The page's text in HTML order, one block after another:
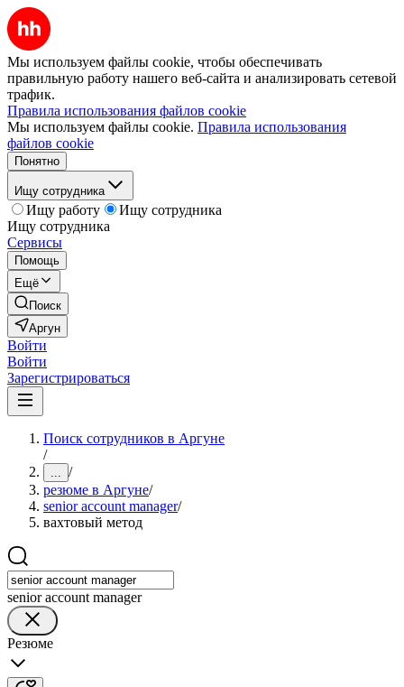
Мы используем файлы cookie, чтобы обеспечивать
правильную работу нашего веб-сайта и анализировать сетевой
трафик.
Правила использования файлов cookie
Мы используем файлы cookie. Правила использования
файлов cookie
Понятно
Ищу сотрудника
Ищу работу
Ищу сотрудника
Ищу сотрудника
Сервисы
Помощь
Ещё
Поиск
Аргун
Войти
Войти
Зарегистрироваться
Поиск сотрудников в Аргуне
/
... /
резюме в Аргуне/
senior account manager/
вахтовый метод
senior account manager
Резюме